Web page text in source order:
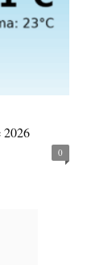
2026
0